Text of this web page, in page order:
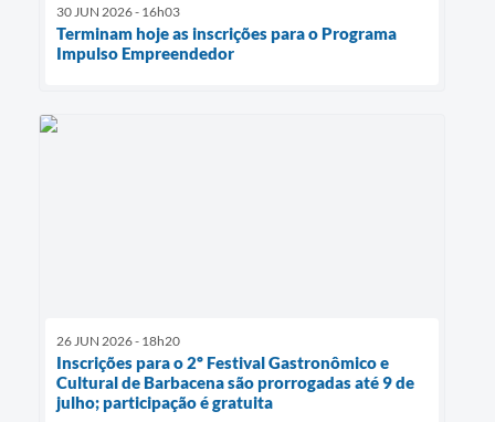
30 JUN 2026 - 16h03
Terminam hoje as inscrições para o Programa
Impulso Empreendedor
26 JUN 2026 - 18h20
Inscrições para o 2º Festival Gastronômico e
Cultural de Barbacena são prorrogadas até 9 de
julho; participação é gratuita